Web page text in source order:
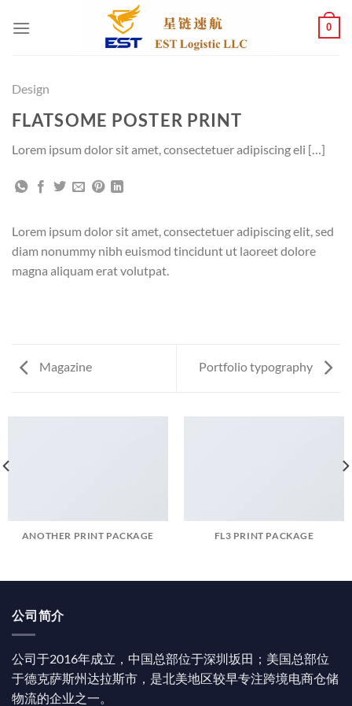
0
Design
FLATSOME POSTER PRINT
Lorem ipsum dolor sit amet, consectetuer adipiscing eli […]
Lorem ipsum dolor sit amet, consectetuer adipiscing elit, sed
diam nonummy nibh euismod tincidunt ut laoreet dolore
magna aliquam erat volutpat.
Magazine Portfolio typography
ANOTHER PRINT PACKAGE FL3 PRINT PACKAGE
公司简介
公司于2016年成立，中国总部位于深圳坂田；美国总部位
于德克萨斯州达拉斯市，是北美地区较早专注跨境电商仓储
物流的企业之一。